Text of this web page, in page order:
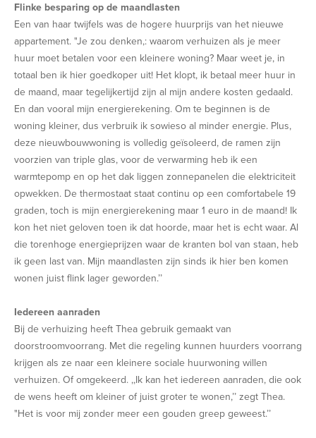
Flinke besparing op de maandlasten
Een van haar twijfels was de hogere huurprijs van het nieuwe
appartement. "Je zou denken,: waarom verhuizen als je meer
huur moet betalen voor een kleinere woning? Maar weet je, in
totaal ben ik hier goedkoper uit! Het klopt, ik betaal meer huur in
de maand, maar tegelijkertijd zijn al mijn andere kosten gedaald.
En dan vooral mijn energierekening. Om te beginnen is de
woning kleiner, dus verbruik ik sowieso al minder energie. Plus,
deze nieuwbouwwoning is volledig geïsoleerd, de ramen zijn
voorzien van triple glas, voor de verwarming heb ik een
warmtepomp en op het dak liggen zonnepanelen die elektriciteit
opwekken. De thermostaat staat continu op een comfortabele 19
graden, toch is mijn energierekening maar 1 euro in de maand! Ik
kon het niet geloven toen ik dat hoorde, maar het is echt waar. Al
die torenhoge energieprijzen waar de kranten bol van staan, heb
ik geen last van. Mijn maandlasten zijn sinds ik hier ben komen
wonen juist flink lager geworden.’’
Iedereen aanraden
Bij de verhuizing heeft Thea gebruik gemaakt van
doorstroomvoorrang. Met die regeling kunnen huurders voorrang
krijgen als ze naar een kleinere sociale huurwoning willen
verhuizen. Of omgekeerd. ,,Ik kan het iedereen aanraden, die ook
de wens heeft om kleiner of juist groter te wonen,’’ zegt Thea.
"Het is voor mij zonder meer een gouden greep geweest.’’